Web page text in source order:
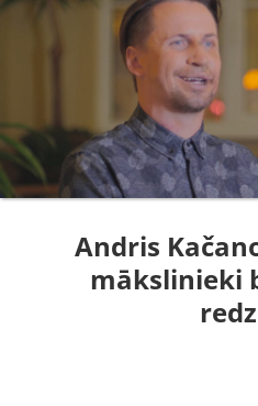
Andris
mākslinieki